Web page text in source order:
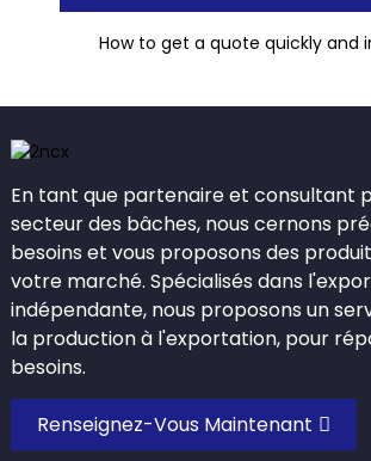
How to get a quote quickly and
En tant que partenaire et consultant
secteur des bâches, nous cernons
besoins et vous proposons des
votre marché. Spécialisés dans
indépendante, nous proposons un
la production à l'exportation, pour
besoins.
Renseignez-Vous Maintenant